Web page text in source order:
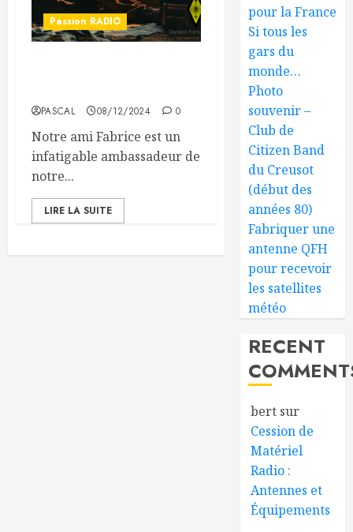
Passion RADIO
PASCAL 08/12/2024 0
Notre ami Fabrice est un
infatigable ambassadeur de
notre...
LIRE LA SUITE
pour la France
Si tous les
gars du
monde…
Photo
souvenir –
Club de
Citizen Band
du Creusot
(début des
années 80)
Fabriquer une
antenne QFH
pour recevoir
les satellites
météo
RECENT
bert sur
Cession de
Matériel
Radio :
Antennes et
Équipements